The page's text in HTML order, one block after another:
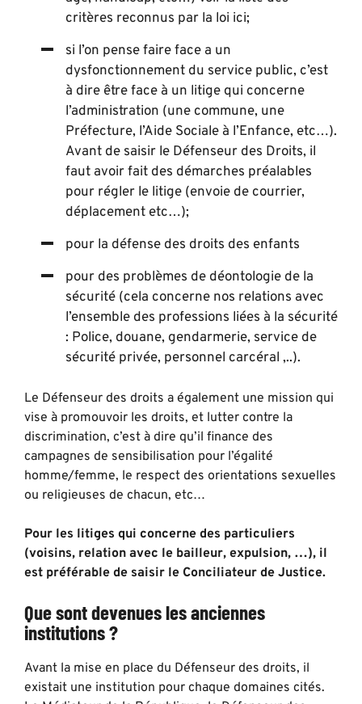
critères reconnus par la loi ici;
si l’on pense faire face a un
dysfonctionnement du service public, c’est
à dire être face à un litige qui concerne
l’administration (une commune, une
Préfecture, l’Aide Sociale à l’Enfance, etc…).
Avant de saisir le Défenseur des Droits, il
faut avoir fait des démarches préalables
pour régler le litige (envoie de courrier,
déplacement etc…);
pour la défense des droits des enfants
pour des problèmes de déontologie de la
sécurité (cela concerne nos relations avec
l’ensemble des professions liées à la sécurité
: Police, douane, gendarmerie, service de
sécurité privée, personnel carcéral ,..).
Le Défenseur des droits a également une mission qui
vise à promouvoir les droits, et lutter contre la
discrimination, c’est à dire qu’il finance des
campagnes de sensibilisation pour l’égalité
homme/femme, le respect des orientations sexuelles
ou religieuses de chacun, etc…
Pour les litiges qui concerne des particuliers
(voisins, relation avec le bailleur, expulsion, …), il
est préférable de saisir le Conciliateur de Justice.
Que sont devenues les anciennes
institutions ?
Avant la mise en place du Défenseur des droits, il
existait une institution pour chaque domaines cités.